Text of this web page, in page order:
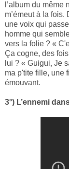
l’album du
m’émeut à la
une voix qui
homme qui
vers la folie ? «
Ça cogne, des
lui ? « Guigui, Je
ma p'tite fille, une
émouvant.
3°) L’ennemi